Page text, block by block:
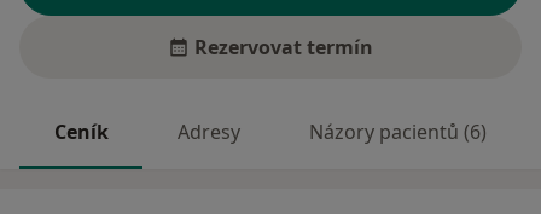
Rezervovat termín
Ceník Adresy Názory pacientů (6)